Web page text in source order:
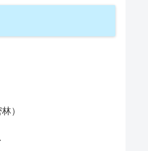
）